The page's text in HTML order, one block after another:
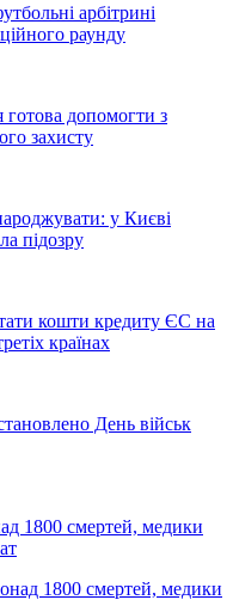
арбітрині
раунду
допомогти з
захисту
у Києві
підозру
кошти кредиту ЄС на
країнах
День військ
1800 смертей, медики